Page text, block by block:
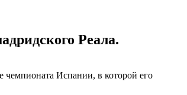
Реала.
чемпионата Испании, в которой его